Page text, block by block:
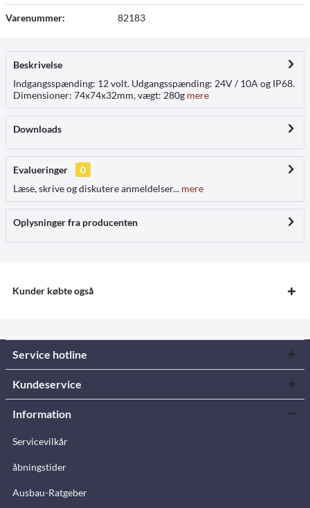
Varenummer: 82183
Beskrivelse
Indgangsspænding: 12 volt. Udgangsspænding: 24V / 10A og IP68.
Dimensioner: 74x74x32mm, vægt: 280g mere
Downloads
Evalueringer
0
Læse, skrive og diskutere anmeldelser... mere
Oplysninger fra producenten
Kunder købte også
Service hotline
Kundeservice
Information
Servicevilkår
åbningstider
Ausbau-Ratgeber